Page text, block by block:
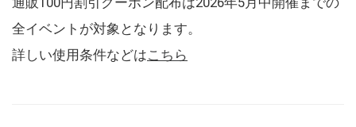
全イベントが対象となります。
詳しい使用条件などはこちら